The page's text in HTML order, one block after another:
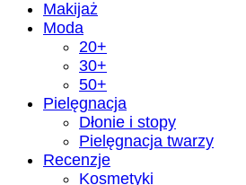
Makijaż
Moda
20+
30+
50+
Pielęgnacja
Dłonie i stopy
Pielęgnacja twarzy
Recenzje
Kosmetyki